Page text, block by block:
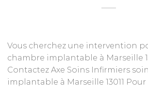
Vous cherchez une intervention
chambre implantable à Marseille
Contactez Axe Soins Infirmiers
implantable à Marseille 13011